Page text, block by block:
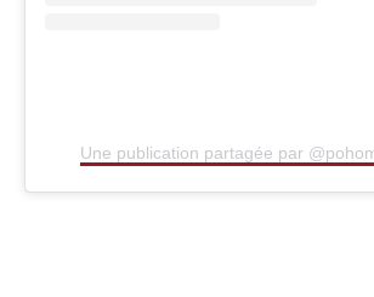
Une publication partagée par